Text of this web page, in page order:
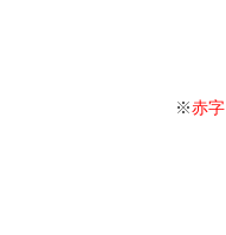
※赤字